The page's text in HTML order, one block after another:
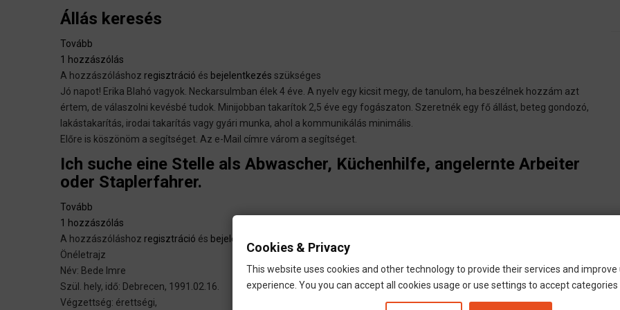
Állás keresés
Tovább
keresés)
1 hozzászólás
A hozzászóláshoz regisztráció és bejelentkezés szükséges
Jó napot! Erika Blahó vagyok. Neckarsulmban élek 4 éve. A nyelv egy kicsit megy, de tanulom, ha beszélnek hozzám azt
értem, de válaszolni kevésbé tudok. Minijobban takarítok 2,5 éve egy fogászaton. Szeretnék egy fő állást, beteg gondozó,
lakástakarítás, irodai takarítás vagy gyári munka, ahol a kommunikálás minimális.
Előre is köszönöm a segítséget. Az e-Mail címre várom a segítséget.
Ich suche eine Stelle als Abwascher, Küchenhilfe, angelernte Arbeiter
oder Staplerfahrer.
Tovább
suche
eine
Stelle
als
Abwascher,
Küchenhilfe,
1 hozzászólás
A hozzászóláshoz regisztráció és bejelentkezés
Önéletrajz
Név: Bede Imre
Szül. hely, idő: Debrecen, 1991.02.16.
Végzettség: érettségi,
Cookies & Privacy
This website uses cookies and other technology to provide their services and improve
experience. You you can accept all cookies usage or use settings to accept categories